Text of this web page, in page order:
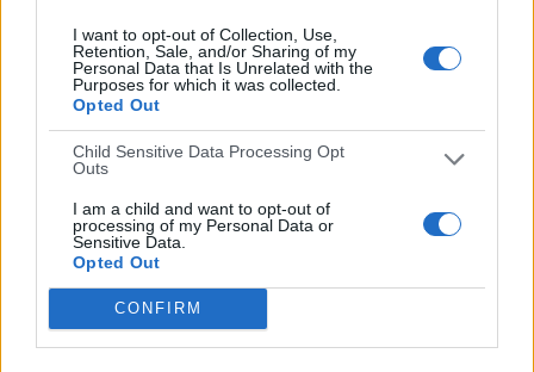
I want to opt-out of Collection, Use,
Retention, Sale, and/or Sharing of my
Personal Data that Is Unrelated with the
Purposes for which it was collected.
Opted Out
Child Sensitive Data Processing Opt
Outs
I am a child and want to opt-out of
processing of my Personal Data or
Sensitive Data.
Opted Out
CONFIRM